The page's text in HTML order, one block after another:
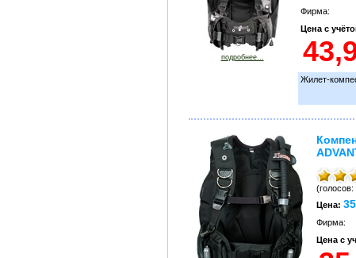
подробнее...
Фирма:
Цена с
Жилет-
(голосов:
Цена:
Фирма:
Цена с